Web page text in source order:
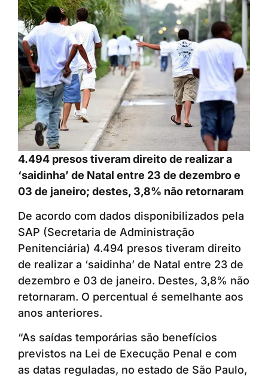
4.494 presos tiveram direito de realizar a
‘saidinha’ de Natal entre 23 de dezembro e
03 de janeiro; destes, 3,8% não retornaram
De acordo com dados disponibilizados pela
SAP (Secretaria de Administração
Penitenciária) 4.494 presos tiveram direito
de realizar a ‘saidinha’ de Natal entre 23 de
dezembro e 03 de janeiro. Destes, 3,8% não
retornaram. O percentual é semelhante aos
anos anteriores.
“As saídas temporárias são benefícios
previstos na Lei de Execução Penal e com
as datas reguladas, no estado de São Paulo,